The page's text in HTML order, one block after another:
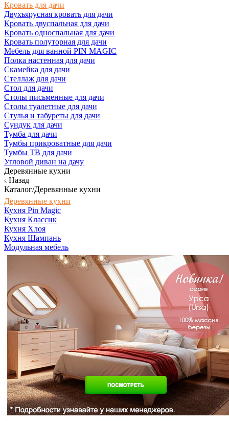
Кровать для дачи
Двухъярусная кровать для дачи
Кровать двуспальная для дачи
Кровать односпальная для дачи
Кровать полуторная для дачи
Мебель для ванной PIN MAGIC
Полка настенная для дачи
Скамейка для дачи
Стеллаж для дачи
Стол для дачи
Столы письменные для дачи
Столы туалетные для дачи
Стулья и табуреты для дачи
Сундук для дачи
Тумба для дачи
Тумбы прикроватные для дачи
Тумбы ТВ для дачи
Угловой диван на дачу
Деревянные кухни
Назад
Каталог/Деревянные кухни
Деревянные кухни
Кухня Pin Magic
Кухня Классик
Кухня Хлоя
Кухня Шампань
Модульная мебель